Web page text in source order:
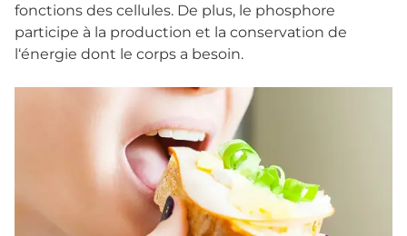
fonctions des cellules. De plus, le phosphore
participe à la production et la conservation de
l‘énergie dont le corps a besoin.